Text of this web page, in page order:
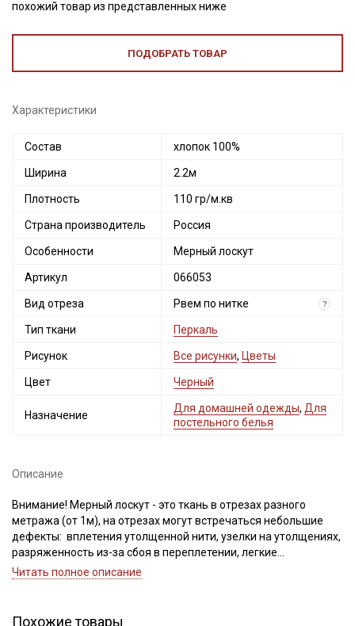
похожий товар из представленных ниже
ПОДОБРАТЬ ТОВАР
Характеристики
Состав хлопок 100%
Ширина 2.2м
Плотность 110 гр/м.кв
Страна производитель Россия
Особенности Мерный лоскут
Артикул 066053
Вид отреза Рвем по нитке ?
Тип ткани Перкаль
Рисунок Все рисунки, Цветы
Цвет Черный
Назначение
Для домашней одежды, Для
постельного белья
Описание
Внимание! Мерный лоскут - это ткань в отрезах разного
метража (от 1м), на отрезах могут встречаться небольшие
дефекты: вплетения утолщенной нити, узелки на утолщениях,
разряженность из-за сбоя в переплетении, легкие
загрязнения вдоль кромки и на расстоянии до 5см от кромки,
менеджер для дополнительного согласования. В
Читать полное описание
Похожие товары